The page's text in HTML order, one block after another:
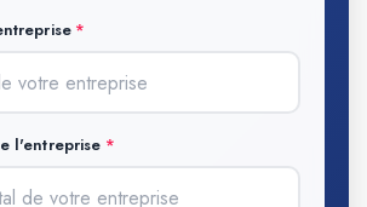
l'entreprise